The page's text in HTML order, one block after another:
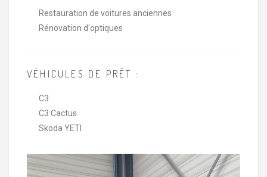
Restauration de voitures anciennes
Rénovation d'optiques
VÉHICULES DE PRÊT :
C3
C3 Cactus
Skoda YETI